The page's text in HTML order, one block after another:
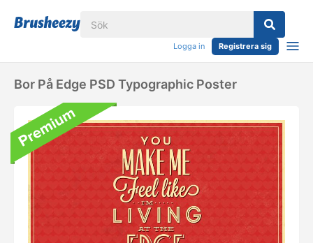
Logga in Registrera sig
Bor På Edge PSD Typographic Poster